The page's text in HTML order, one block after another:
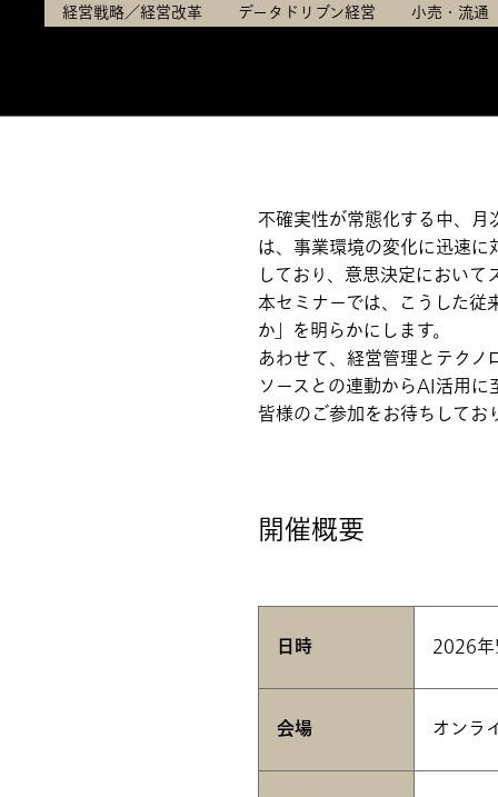
経営戦略／経営改革 データドリブン経営 小売・流通
不確実性が常態化する中、
は、事業環境の変化に迅速に
しており、意思決定において
本セミナーでは、こうした従
か」を明らかにします。
あわせて、経営管理とテクノ
ソースとの連動からAI活用に
皆様のご参加をお待ちしてお
開催概要
日時 2026
会場 オンラ